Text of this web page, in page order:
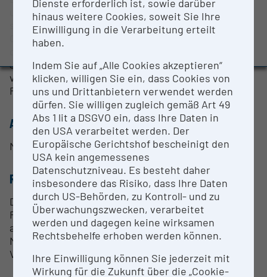
BMBWF-Forschungsinfrastruktur-Datenbank:
Evaluierungsstudie 2022
Auszeichnungen und Pressemeldungen
und 200 Hz Reprate bei 6 ns Pulsdauer. Diese Laser
sind derzeit die zentralen Beugungselemente im
OTIMA Materiewelleninterferometer. Sie werden
Justageanforderungen im Experiment nicht einmal
vorübergehend verschoben werden ohne den
Forschungsaufbau zu zerstören.
ANSPRECHPERSON
Markus Arndt
RESEARCH SERVICES
Derzeit werden keine Research Services für diese
Forschungsinfrastruktur angeboten. Bei Interesse
an einer Kooperation setzen Sie sich bitte mit
Markus Arndt (markus.arndt@univie.ac.at) in
Verbindung.
Dienste erforderlich ist, sowie darüber
hinaus weitere Cookies, soweit Sie Ihre
Einwilligung in die Verarbeitung erteilt
haben.
Indem Sie auf „Alle Cookies akzeptieren“
klicken, willigen Sie ein, dass Cookies von
uns und Drittanbietern verwendet werden
dürfen. Sie willigen zugleich gemäß Art 49
Abs 1 lit a DSGVO ein, dass Ihre Daten in
den USA verarbeitet werden. Der
Europäische Gerichtshof bescheinigt den
USA kein angemessenes
Datenschutzniveau. Es besteht daher
insbesondere das Risiko, dass Ihre Daten
durch US-Behörden, zu Kontroll- und zu
Überwachungszwecken, verarbeitet
werden und dagegen keine wirksamen
Rechtsbehelfe erhoben werden können.
Ihre Einwilligung können Sie jederzeit mit
Wirkung für die Zukunft über die „Cookie-